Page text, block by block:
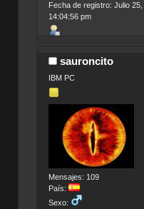
Fecha de registro: Julio 25,
14:04:56 pm
sauroncito
IBM PC
Mensajes: 109
País:
Sexo: